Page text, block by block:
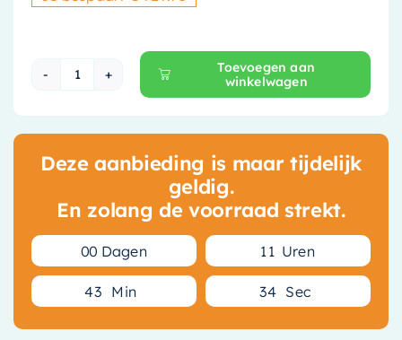
Ideavit Solidstar Vrijstaand Bad - 170 x 72 cm
Toevoegen aan
winkelwagen
Deze aanbieding is maar tijdelijk
geldig.
En zolang de voorraad strekt.
00 Dagen 1 1 Uren
43 Min 34 Sec